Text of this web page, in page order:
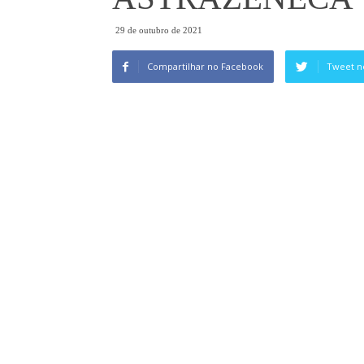
29 de outubro de 2021
Compartilhar no Facebook Tweet